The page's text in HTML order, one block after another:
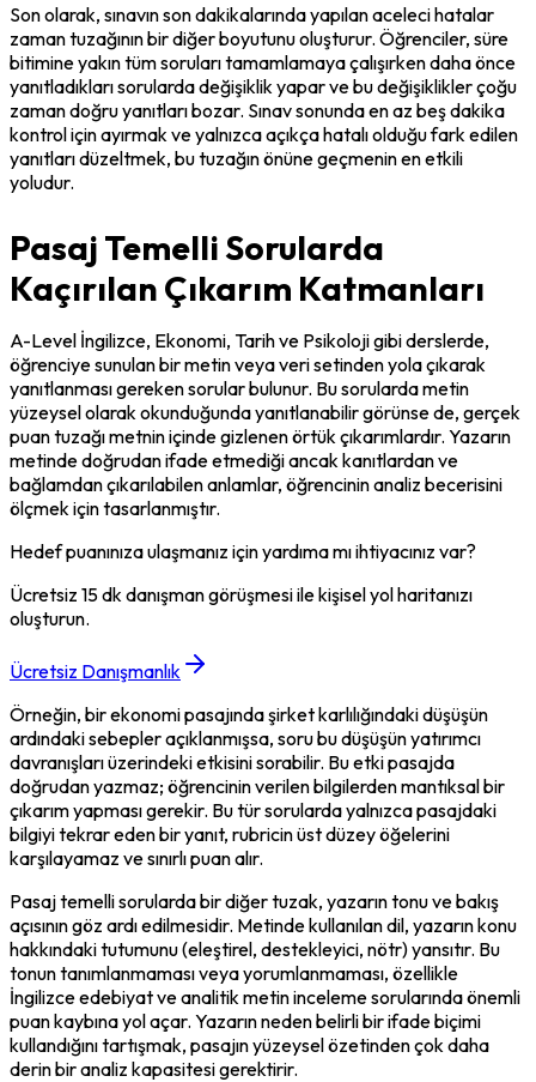
Son olarak, sınavın son dakikalarında yapılan aceleci hatalar
zaman tuzağının bir diğer boyutunu oluşturur. Öğrenciler, süre
bitimine yakın tüm soruları tamamlamaya çalışırken daha önce
yanıtladıkları sorularda değişiklik yapar ve bu değişiklikler çoğu
zaman doğru yanıtları bozar. Sınav sonunda en az beş dakika
kontrol için ayırmak ve yalnızca açıkça hatalı olduğu fark edilen
yanıtları düzeltmek, bu tuzağın önüne geçmenin en etkili
yoludur.
Pasaj Temelli Sorularda
Kaçırılan Çıkarım Katmanları
A-Level İngilizce, Ekonomi, Tarih ve Psikoloji gibi derslerde,
öğrenciye sunulan bir metin veya veri setinden yola çıkarak
yanıtlanması gereken sorular bulunur. Bu sorularda metin
yüzeysel olarak okunduğunda yanıtlanabilir görünse de, gerçek
puan tuzağı metnin içinde gizlenen örtük çıkarımlardır. Yazarın
metinde doğrudan ifade etmediği ancak kanıtlardan ve
bağlamdan çıkarılabilen anlamlar, öğrencinin analiz becerisini
ölçmek için tasarlanmıştır.
Hedef puanınıza ulaşmanız için yardıma mı ihtiyacınız var?
Ücretsiz 15 dk danışman görüşmesi ile kişisel yol haritanızı
oluşturun.
Ücretsiz Danışmanlık
Örneğin, bir ekonomi pasajında şirket karlılığındaki düşüşün
ardındaki sebepler açıklanmışsa, soru bu düşüşün yatırımcı
davranışları üzerindeki etkisini sorabilir. Bu etki pasajda
doğrudan yazmaz; öğrencinin verilen bilgilerden mantıksal bir
çıkarım yapması gerekir. Bu tür sorularda yalnızca pasajdaki
bilgiyi tekrar eden bir yanıt, rubricin üst düzey öğelerini
karşılayamaz ve sınırlı puan alır.
Pasaj temelli sorularda bir diğer tuzak, yazarın tonu ve bakış
açısının göz ardı edilmesidir. Metinde kullanılan dil, yazarın konu
hakkındaki tutumunu (eleştirel, destekleyici, nötr) yansıtır. Bu
tonun tanımlanmaması veya yorumlanmaması, özellikle
İngilizce edebiyat ve analitik metin inceleme sorularında önemli
puan kaybına yol açar. Yazarın neden belirli bir ifade biçimi
kullandığını tartışmak, pasajın yüzeysel özetinden çok daha
derin bir analiz kapasitesi gerektirir.